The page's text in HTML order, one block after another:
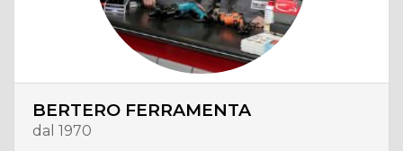
BERTERO FERRAMENTA
dal 1970